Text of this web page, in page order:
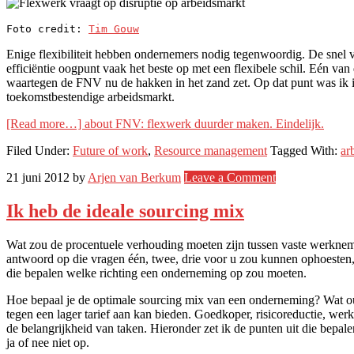
Foto credit: Tim Gouw
Enige flexibiliteit hebben ondernemers nodig tegenwoordig. De snel
efficiëntie oogpunt vaak het beste op met een flexibele schil. Eén
waartegen de FNV nu de hakken in het zand zet. Op dat punt was
toekomstbestendige arbeidsmarkt.
[Read more…] about FNV: flexwerk duurder maken. Eindelijk.
Filed Under: Future of work, Resource management Tagged With:
21 juni 2012 by Arjen van Berkum Leave a Comment
Ik heb de ideale sourcing mix
Wat zou de procentuele verhouding moeten zijn tussen vaste
antwoord op die vragen één, twee, drie voor u zou kunnen
die bepalen welke richting een onderneming op zou moeten.
Hoe bepaal je de optimale sourcing mix van een onderneming? Wat
tegen een lager tarief aan kan bieden. Goedkoper, risicoreductie,
de belangrijkheid van taken. Hieronder zet ik de punten uit die
ja of nee niet op.